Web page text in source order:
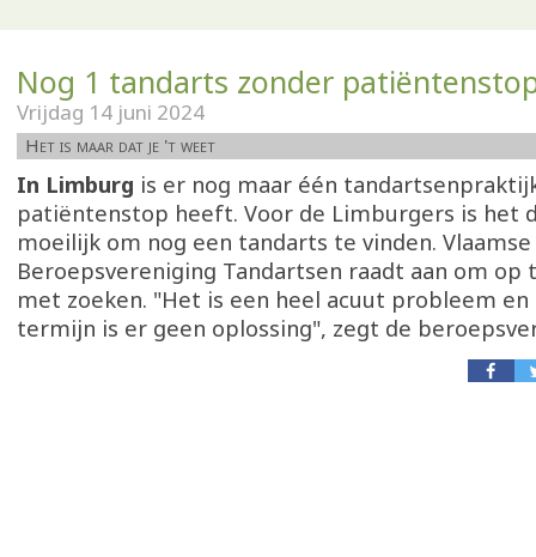
Nog 1 tandarts zonder
Vrijdag 14 juni 2024
Het is maar dat je 't weet
In Limburg is er nog maar één
patiëntenstop heeft. Voor de Limburgers is het
moeilijk om nog een tandarts te vinden. Vlaamse
Beroepsvereniging Tandartsen raadt aan om
met zoeken. "Het is een heel acuut probleem
termijn is er geen oplossing", zegt de